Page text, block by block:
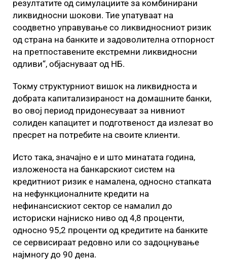
резултатите од симулациите за комбинирани
ликвидносни шокови. Тие упатуваат на
соодветно управување со ликвидносниот ризик
од страна на банките и задоволителна отпорност
на претпоставените екстремни ликвидносни
одливи“, објаснуваат од НБ.
Токму структурниот вишок на ликвидноста и
добрата капитализираност на домашните банки,
во овој период придонесуваат за нивниот
солиден капацитет и подготвеност да излезат во
пресрет на потребите на своите клиенти.
Исто така, значајно е и што минатата година,
изложеноста на банкарскиот систем на
кредитниот ризик е намалена, односно стапката
на нефункционалните кредити на
нефинансискиот сектор се намалил до
историски најниско ниво од 4,8 проценти,
односно 95,2 проценти од кредитите на банките
се сервисираат редовно или со задоцнување
најмногу до 90 дена.